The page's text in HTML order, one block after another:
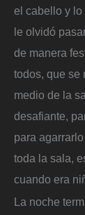
el cabello y lo
le olvidó
de manera
todos, que se
medio de la
desafiante,
para
toda la sala,
cuando era
La noche